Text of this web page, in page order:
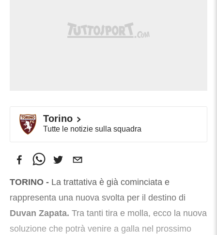
Torino
Tutte le notizie sulla squadra
TORINO - La trattativa è già cominciata e
rappresenta una nuova svolta per il destino di
Duvan Zapata. Tra tanti tira e molla, ecco la nuova
soluzione che potrà venire a galla nel prossimo